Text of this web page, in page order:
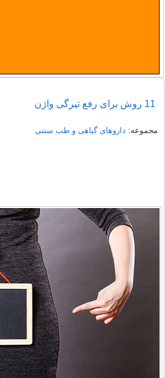
11 روش برای رفع تیرگی واژن
مجموعه: داروهای گیاهی و طب سنتی